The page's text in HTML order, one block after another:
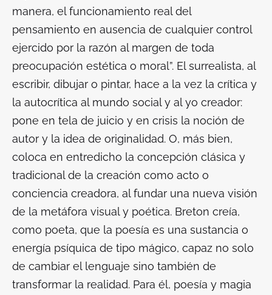
manera, el funcionamiento real del
pensamiento en ausencia de cualquier control
ejercido por la razón al margen de toda
preocupación estética o moral”. El surrealista, al
escribir, dibujar o pintar, hace a la vez la crítica y
la autocrítica al mundo social y al yo creador:
pone en tela de juicio y en crisis la noción de
autor y la idea de originalidad. O, más bien,
coloca en entredicho la concepción clásica y
tradicional de la creación como acto o
conciencia creadora, al fundar una nueva visión
de la metáfora visual y poética. Breton creía,
como poeta, que la poesía es una sustancia o
energía psíquica de tipo mágico, capaz no solo
de cambiar el lenguaje sino también de
transformar la realidad. Para él, poesía y magia